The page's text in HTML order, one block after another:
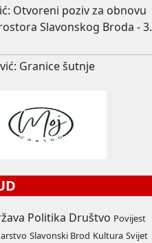
Otvoreni poziv za obnovu
Slavonskog Broda - 3.
Granice šutnje
Politika Društvo Povijest
Slavonski Brod Kultura Svijet